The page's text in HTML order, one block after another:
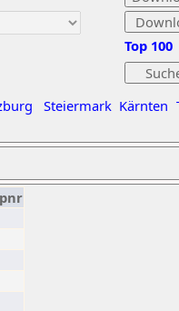
Steiermark Kärnten
Top 100
pnr